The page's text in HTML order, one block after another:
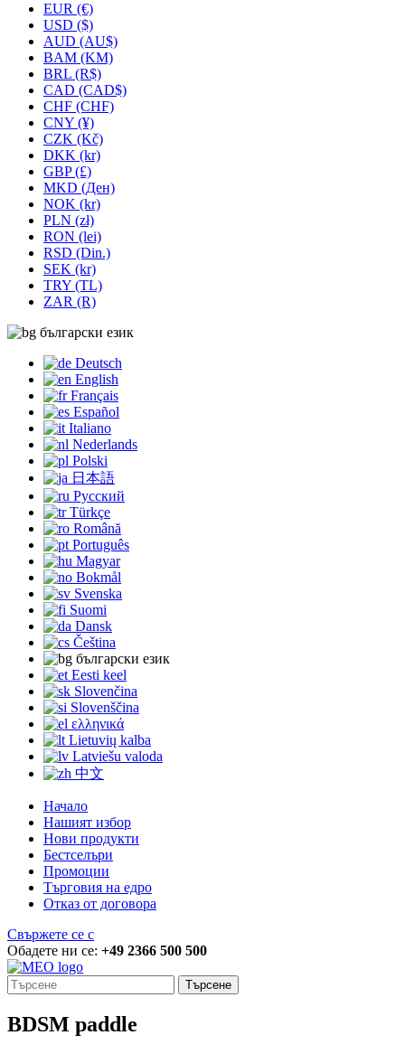
EUR (€)
USD ($)
AUD (AU$)
BAM (KM)
BRL (R$)
CAD (CAD$)
CHF (CHF)
CNY (¥)
CZK (Kč)
DKK (kr)
GBP (£)
MKD (Ден)
NOK (kr)
PLN (zł)
RON (lei)
RSD (Din.)
SEK (kr)
TRY (TL)
ZAR (R)
български език
Deutsch
English
Français
Español
Italiano
Nederlands
Polski
日本語
Русский
Türkçe
Română
Português
Magyar
Bokmål
Svenska
Suomi
Dansk
Čeština
български език
Eesti keel
Slovenčina
Slovenščina
ελληνικά
Lietuvių kalba
Latviešu valoda
中文
Начало
Нашият избор
Нови продукти
Бестселъри
Промоции
Търговия на едро
Отказ от договора
Свържете се с
Обадете ни се: +49 2366 500 500
Търсене
BDSM paddle